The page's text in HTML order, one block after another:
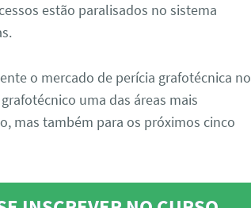
estão paralisados no sistema
o mercado de perícia grafotécnica no
uma das áreas mais
mas também para os próximos cinco